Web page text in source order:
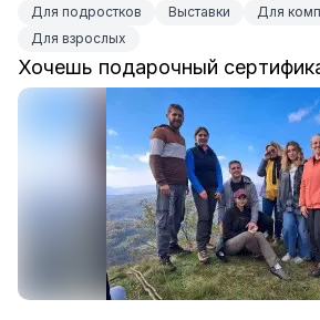
Для подростков Выставки
Для
Для взрослых
Хочешь подарочный